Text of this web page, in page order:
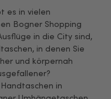
es in vielen
Bogner Shopping
in die City sind,
in denen Sie
und körpernah
in